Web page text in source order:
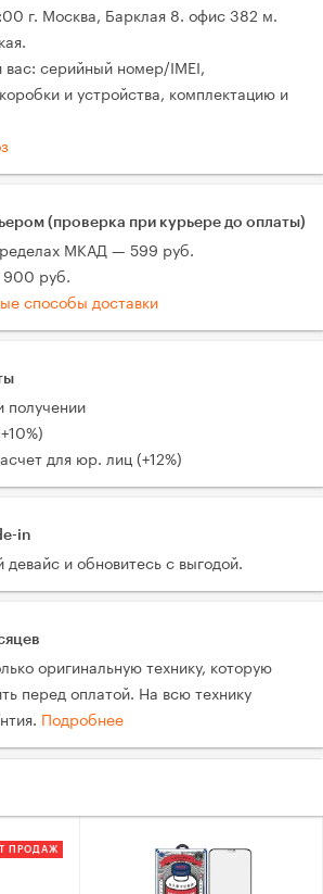
г. Москва, Барклая 8. офис 382 м.
серийный номер/IMEI,
и устройства, комплектацию и
(проверка при курьере до оплаты)
МКАД — 599 руб.
руб.
способы доставки
для юр. лиц (+12%)
in
и обновитесь с выгодой.
оригинальную технику, которую
перед оплатой. На всю технику
Подробнее
ПРОДАЖ